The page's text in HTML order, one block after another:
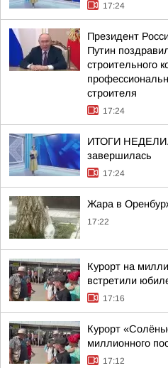
17:24
Президент
Путин
строительного
строителя
17:24
ИТОГИ НЕДЕЛИ.
завершилась
17:24
Жара в
17:22
Курорт на
встретили
17:16
Курорт
миллионного
17:12